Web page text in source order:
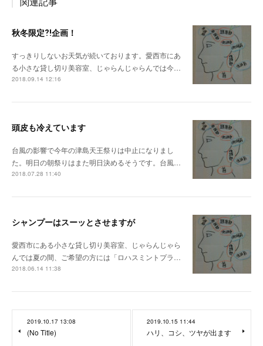
秋冬限定⁈企画！
すっきりしないお天気が続いております。愛西市にあ
る小さな貸し切り美容室、じゃらんじゃらんでは今…
2018.09.14 12:16
頭皮も冷えています
台風の影響で今年の津島天王祭りは中止になりまし
た。明日の朝祭りはまた明日決めるそうです。台風…
2018.07.28 11:40
シャンプーはスーッとさせますが
愛西市にある小さな貸し切り美容室、じゃらんじゃら
んでは夏の間、ご希望の方には「ロハスミントプラ…
2018.06.14 11:38
2019.10.17 13:08
(No Title)
2019.10.15 11:44
ハリ、コシ、ツヤが出ます